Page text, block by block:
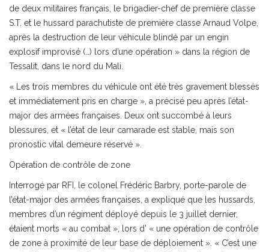
de deux militaires français, le brigadier-chef de première classe
S.T. et le hussard parachutiste de première classe Arnaud Volpe,
après la destruction de leur véhicule blindé par un engin
explosif improvisé (…) lors d’une opération » dans la région de
Tessalit, dans le nord du Mali.
« Les trois membres du véhicule ont été très gravement blessés
et immédiatement pris en charge », a précisé peu après l’état-
major des armées françaises. Deux ont succombé à leurs
blessures, et « l’état de leur camarade est stable, mais son
pronostic vital demeure réservé ».
Opération de contrôle de zone
Interrogé par RFI, le colonel Frédéric Barbry, porte-parole de
l’état-major des armées françaises, a expliqué que les hussards,
membres d’un régiment déployé depuis le 3 juillet dernier,
étaient morts « au combat », lors d’ « une opération de contrôle
de zone à proximité de leur base de déploiement ». « C’est une